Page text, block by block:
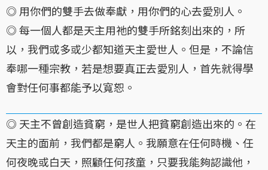
◎ 用你們的雙手去做奉獻，用你們的心去愛別人。
◎ 每一個人都是天主用祂的雙手所銘刻出來的，所
以，我們或多或少都知道天主愛世人。但是，不論信
奉哪一種宗教，若是想要真正去愛別人，首先就得學
會對任何事都能予以寬恕。
◎ 天主不曾創造貧窮，是世人把貧窮創造出來的。在
天主的面前，我們都是窮人。我願意在任何時機、任
何夜晚或白天，照顧任何孩童，只要我能夠認識他，